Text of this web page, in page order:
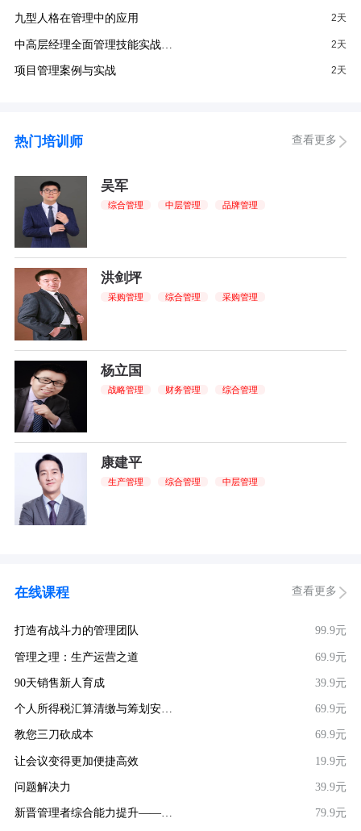
九型人格在管理中的应用 2天
中高层经理全面管理技能实战… 2天
项目管理案例与实战 2天
热门培训师 查看更多
吴军
综合管理 中层管理 品牌管理
洪剑坪
采购管理 综合管理 采购管理
杨立国
战略管理 财务管理 综合管理
康建平
生产管理 综合管理 中层管理
在线课程 查看更多
打造有战斗力的管理团队 99.9元
管理之理：生产运营之道 69.9元
90天销售新人育成 39.9元
个人所得税汇算清缴与筹划安… 69.9元
教您三刀砍成本 69.9元
让会议变得更加便捷高效 19.9元
问题解决力 39.9元
新晋管理者综合能力提升——… 79.9元